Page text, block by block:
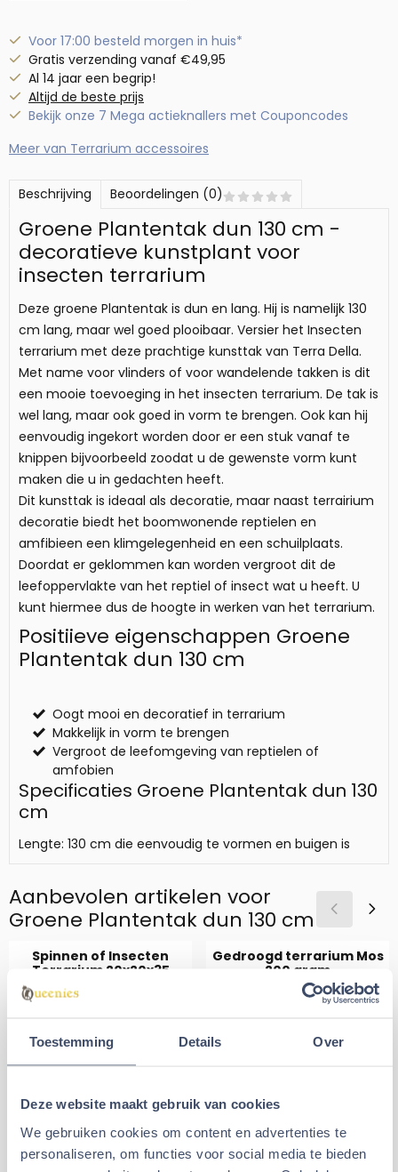
Toestemming Details Over
Deze website maakt gebruik van cookies
We gebruiken cookies om content en advertenties te
personaliseren, om functies voor social media te bieden
Voor 17:00 besteld morgen in huis*
Gratis verzending vanaf €49,95
Al 14 jaar een begrip!
Altijd de beste prijs
Bekijk onze 7 Mega actieknallers met Couponcodes
Meer van Terrarium accessoires
Beschrijving Beoordelingen (0)
Groene Plantentak dun 130 cm -
decoratieve kunstplant voor
insecten terrarium
Deze groene Plantentak is dun en lang. Hij is namelijk 130
cm lang, maar wel goed plooibaar. Versier het Insecten
terrarium met deze prachtige kunsttak van Terra Della.
Met name voor vlinders of voor wandelende takken is dit
een mooie toevoeging in het insecten terrarium. De tak is
wel lang, maar ook goed in vorm te brengen. Ook kan hij
eenvoudig ingekort worden door er een stuk vanaf te
knippen bijvoorbeeld zoodat u de gewenste vorm kunt
maken die u in gedachten heeft.
Dit kunsttak is ideaal als decoratie, maar naast terrairium
decoratie biedt het boomwonende reptielen en
amfibieen een klimgelegenheid en een schuilplaats.
Doordat er geklommen kan worden vergroot dit de
leefoppervlakte van het reptiel of insect wat u heeft. U
kunt hiermee dus de hoogte in werken van het terrarium.
Positiieve eigenschappen Groene
Plantentak dun 130 cm
Oogt mooi en decoratief in terrarium
Makkelijk in vorm te brengen
Vergroot de leefomgeving van reptielen of
amfobien
Specificaties Groene Plantentak dun 130
cm
Lengte: 130 cm die eenvoudig te vormen en buigen is
Aanbevolen artikelen voor
Groene Plantentak dun 130 cm
Spinnen of Insecten
Terrarium 20x20x35
€44,95€32,99
Aantal kiezen voor Spinnen of Insecten Terrarium 20x20x35
In winkelmand
Gedroogd terrarium Mos
200 gram
€5,99
Aantal kiezen voor
In winkelmand